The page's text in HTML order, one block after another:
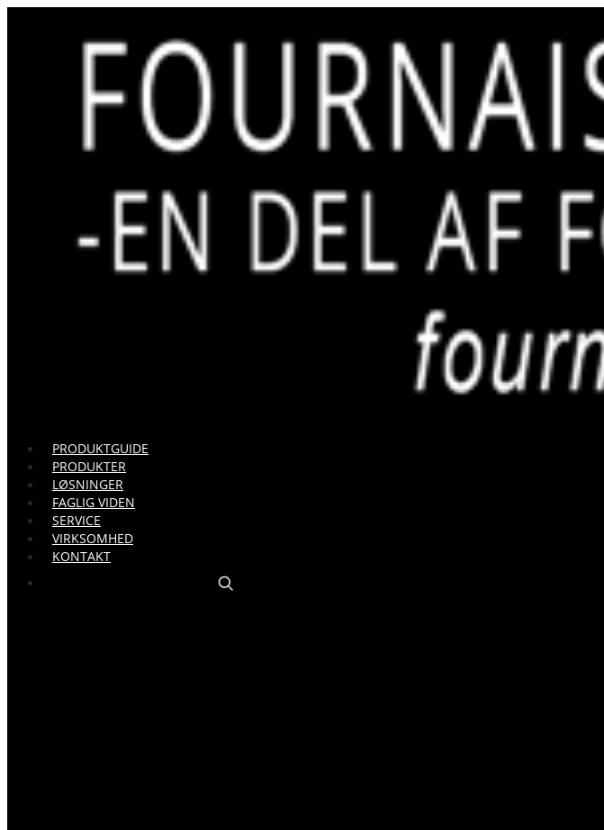
PRODUKTGUIDE
PRODUKTER
LØSNINGER
FAGLIG VIDEN
SERVICE
VIRKSOMHED
KONTAKT